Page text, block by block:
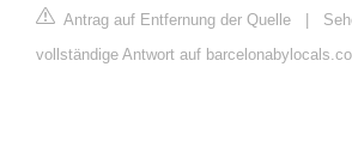
Antrag auf Entfernung der Quelle |
vollständige Antwort auf